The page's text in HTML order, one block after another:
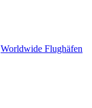
Worldwide Flughäfen